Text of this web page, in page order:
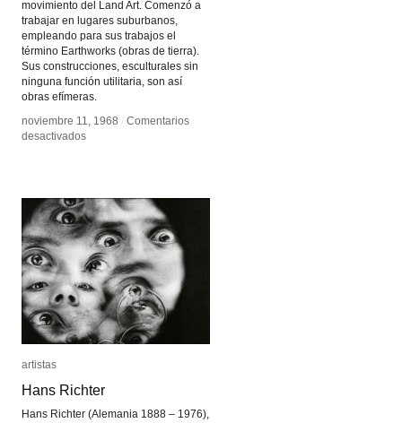
movimiento del Land Art. Comenzó a
trabajar en lugares suburbanos,
empleando para sus trabajos el
término Earthworks (obras de tierra).
Sus construcciones, esculturales sin
ninguna función utilitaria, son así
obras efímeras.
noviembre 11, 1968 / Comentarios
desactivadosen
noviembre 11, 1968 / Comentarios
desactivadosen
artistas
Hans Richter
Hans Richter (Alemania 1888 – 1976),
artistas
Hans Richter